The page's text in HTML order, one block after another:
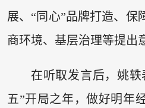
展、“同心”品牌打造、保
商环境、基层治理等提出
在听取发言后，姚轶
五”开局之年，做好明年